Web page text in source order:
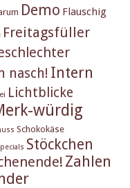
Demo Flauschig
Freitagsfüller
nasch! Intern
Lichtblicke
würdig
Schokokäse
Stöckchen
Zahlen